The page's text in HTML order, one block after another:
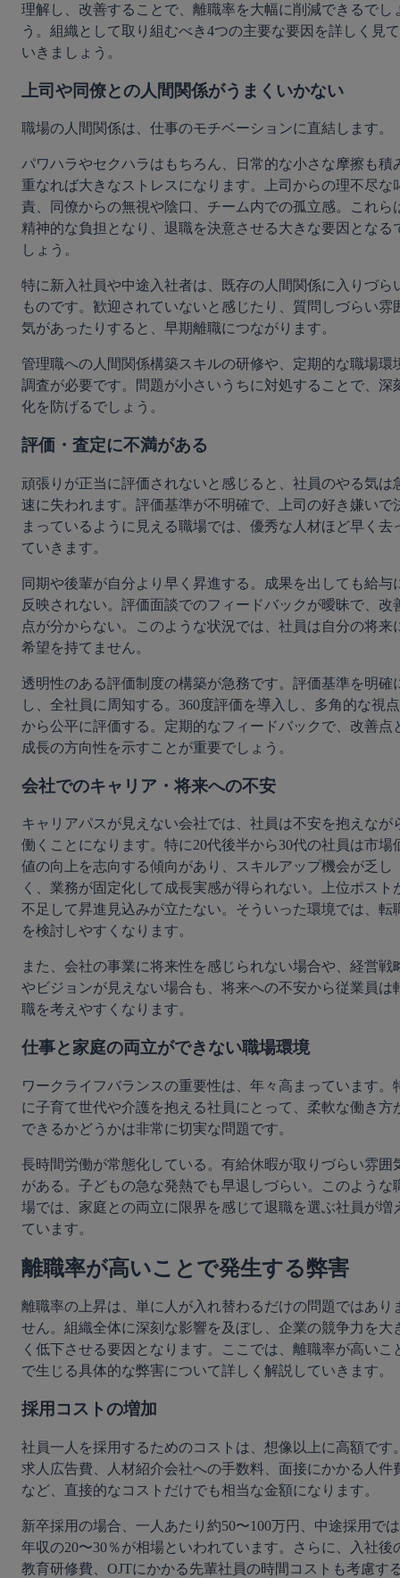
理解し、改善することで、離職率を大幅に削減できるでし
う。組織として取り組むべき4つの主要な要因を詳しく見て
いきましょう。
上司や同僚との人間関係がうまくいかない
職場の人間関係は、仕事のモチベーションに直結します。
パワハラやセクハラはもちろん、日常的な小さな摩擦も積
重なれば大きなストレスになります。上司からの理不尽な
責、同僚からの無視や陰口、チーム内での孤立感。これら
精神的な負担となり、退職を決意させる大きな要因となる
しょう。
特に新入社員や中途入社者は、既存の人間関係に入りづら
ものです。歓迎されていないと感じたり、質問しづらい雰
気があったりすると、早期離職につながります。
管理職への人間関係構築スキルの研修や、定期的な職場環
調査が必要です。問題が小さいうちに対処することで、深
化を防げるでしょう。
評価・査定に不満がある
頑張りが正当に評価されないと感じると、社員のやる気は
速に失われます。評価基準が不明確で、上司の好き嫌いで
まっているように見える職場では、優秀な人材ほど早く去
ていきます。
同期や後輩が自分より早く昇進する。成果を出しても給与
反映されない。評価面談でのフィードバックが曖昧で、改
点が分からない。このような状況では、社員は自分の将来
希望を持てません。
透明性のある評価制度の構築が急務です。評価基準を明確
し、全社員に周知する。360度評価を導入し、多角的な視点
から公平に評価する。定期的なフィードバックで、改善点
成長の方向性を示すことが重要でしょう。
会社でのキャリア・将来への不安
キャリアパスが見えない会社では、社員は不安を抱えなが
働くことになります。特に20代後半から30代の社員は市場
値の向上を志向する傾向があり、スキルアップ機会が乏し
く、業務が固定化して成長実感が得られない。上位ポスト
不足して昇進見込みが立たない。そういった環境では、転
を検討しやすくなります。
また、会社の事業に将来性を感じられない場合や、経営戦
やビジョンが見えない場合も、将来への不安から従業員は
職を考えやすくなります。
仕事と家庭の両立ができない職場環境
ワークライフバランスの重要性は、年々高まっています。
に子育て世代や介護を抱える社員にとって、柔軟な働き方
できるかどうかは非常に切実な問題です。
長時間労働が常態化している。有給休暇が取りづらい雰囲
がある。子どもの急な発熱でも早退しづらい。このような
場では、家庭との両立に限界を感じて退職を選ぶ社員が増
ています。
離職率が高いことで発生する弊害
離職率の上昇は、単に人が入れ替わるだけの問題ではあり
せん。組織全体に深刻な影響を及ぼし、企業の競争力を大
く低下させる要因となります。ここでは、離職率が高いこ
で生じる具体的な弊害について詳しく解説していきます。
採用コストの増加
社員一人を採用するためのコストは、想像以上に高額です
求人広告費、人材紹介会社への手数料、面接にかかる人件
など、直接的なコストだけでも相当な金額になります。
新卒採用の場合、一人あたり約50〜100万円、中途採用では
年収の20〜30％が相場といわれています。さらに、入社後
教育研修費、OJTにかかる先輩社員の時間コストも考慮す